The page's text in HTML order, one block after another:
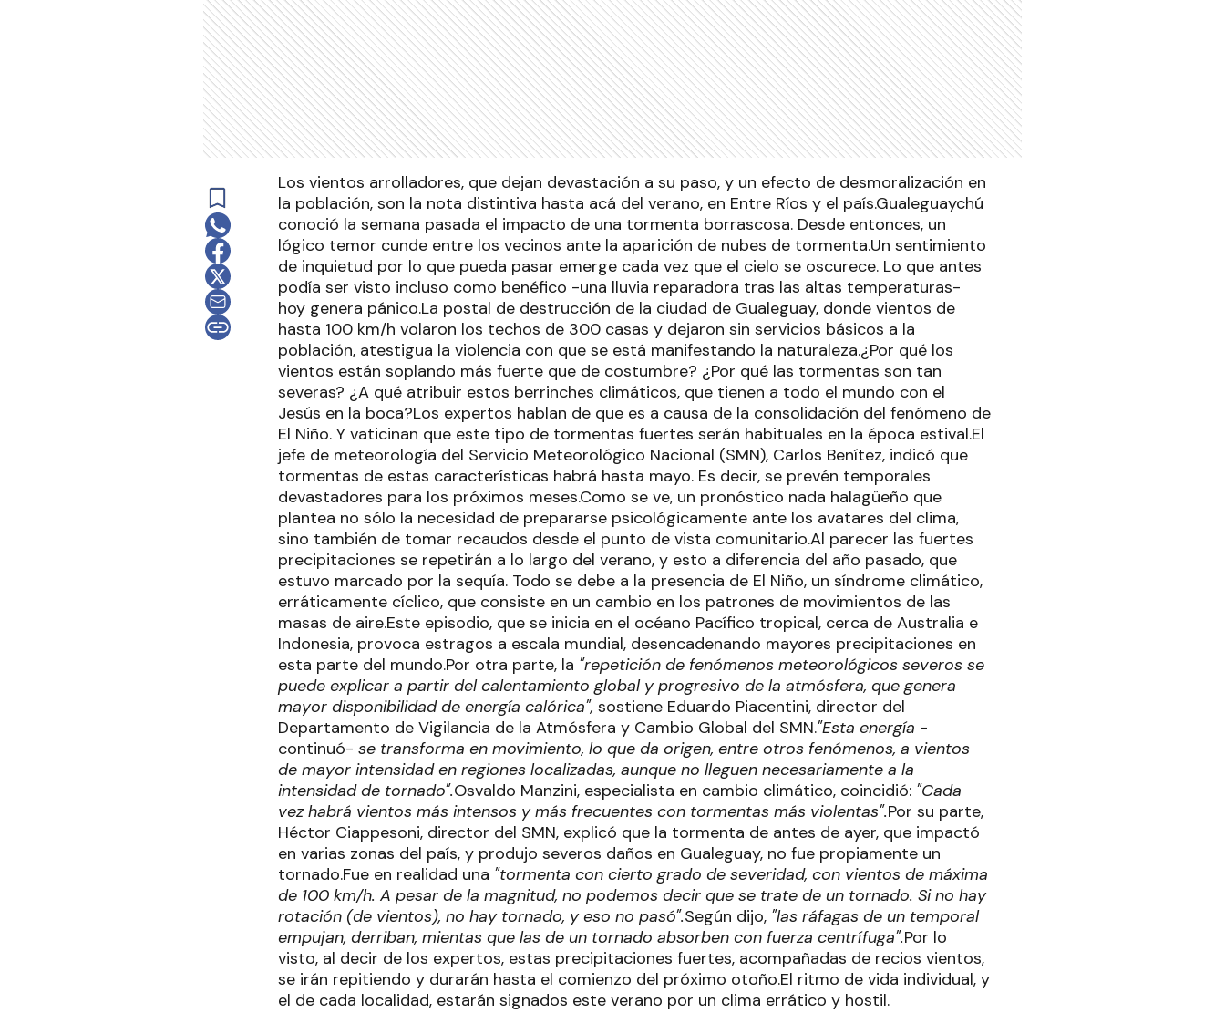
Los vientos arrolladores, que dejan devastación a su paso, y un efecto de desmoralización en
la población, son la nota distintiva hasta acá del verano, en Entre Ríos y el país.Gualeguaychú
conoció la semana pasada el impacto de una tormenta borrascosa. Desde entonces, un
lógico temor cunde entre los vecinos ante la aparición de nubes de tormenta.Un sentimiento
de inquietud por lo que pueda pasar emerge cada vez que el cielo se oscurece. Lo que antes
podía ser visto incluso como benéfico -una lluvia reparadora tras las altas temperaturas-
hoy genera pánico.La postal de destrucción de la ciudad de Gualeguay, donde vientos de
hasta 100 km/h volaron los techos de 300 casas y dejaron sin servicios básicos a la
población, atestigua la violencia con que se está manifestando la naturaleza.¿Por qué los
vientos están soplando más fuerte que de costumbre? ¿Por qué las tormentas son tan
severas? ¿A qué atribuir estos berrinches climáticos, que tienen a todo el mundo con el
Jesús en la boca?Los expertos hablan de que es a causa de la consolidación del fenómeno de
El Niño. Y vaticinan que este tipo de tormentas fuertes serán habituales en la época estival.El
jefe de meteorología del Servicio Meteorológico Nacional (SMN), Carlos Benítez, indicó que
tormentas de estas características habrá hasta mayo. Es decir, se prevén temporales
devastadores para los próximos meses.Como se ve, un pronóstico nada halagüeño que
plantea no sólo la necesidad de prepararse psicológicamente ante los avatares del clima,
sino también de tomar recaudos desde el punto de vista comunitario.Al parecer las fuertes
precipitaciones se repetirán a lo largo del verano, y esto a diferencia del año pasado, que
estuvo marcado por la sequía. Todo se debe a la presencia de El Niño, un síndrome climático,
erráticamente cíclico, que consiste en un cambio en los patrones de movimientos de las
masas de aire.Este episodio, que se inicia en el océano Pacífico tropical, cerca de Australia e
Indonesia, provoca estragos a escala mundial, desencadenando mayores precipitaciones en
esta parte del mundo.Por otra parte, la "repetición de fenómenos meteorológicos severos se
puede explicar a partir del calentamiento global y progresivo de la atmósfera, que genera
mayor disponibilidad de energía calórica", sostiene Eduardo Piacentini, director del
Departamento de Vigilancia de la Atmósfera y Cambio Global del SMN."Esta energía -
continuó- se transforma en movimiento, lo que da origen, entre otros fenómenos, a vientos
de mayor intensidad en regiones localizadas, aunque no lleguen necesariamente a la
intensidad de tornado".Osvaldo Manzini, especialista en cambio climático, coincidió: "Cada
vez habrá vientos más intensos y más frecuentes con tormentas más violentas".Por su parte,
Héctor Ciappesoni, director del SMN, explicó que la tormenta de antes de ayer, que impactó
en varias zonas del país, y produjo severos daños en Gualeguay, no fue propiamente un
tornado.Fue en realidad una "tormenta con cierto grado de severidad, con vientos de máxima
de 100 km/h. A pesar de la magnitud, no podemos decir que se trate de un tornado. Si no hay
rotación (de vientos), no hay tornado, y eso no pasó".Según dijo, "las ráfagas de un temporal
empujan, derriban, mientas que las de un tornado absorben con fuerza centrífuga".Por lo
visto, al decir de los expertos, estas precipitaciones fuertes, acompañadas de recios vientos,
se irán repitiendo y durarán hasta el comienzo del próximo otoño.El ritmo de vida individual, y
el de cada localidad, estarán signados este verano por un clima errático y hostil.